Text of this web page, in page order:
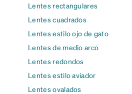
Lentes rectangulares
Lentes cuadrados
Lentes estilo ojo de gato
Lentes de medio arco
Lentes redondos
Lentes estilo aviador
Lentes ovalados